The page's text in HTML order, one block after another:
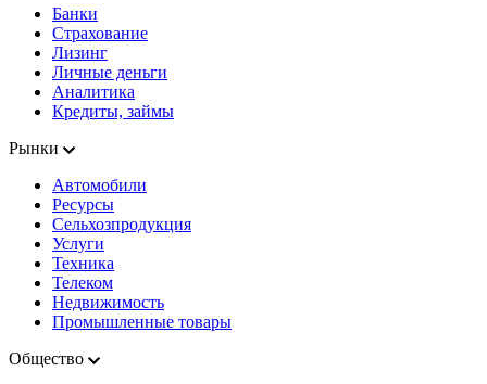
Банки
Страхование
Лизинг
Личные деньги
Аналитика
Кредиты, займы
Рынки
Автомобили
Ресурсы
Сельхозпродукция
Услуги
Техника
Телеком
Недвижимость
Промышленные товары
Общество